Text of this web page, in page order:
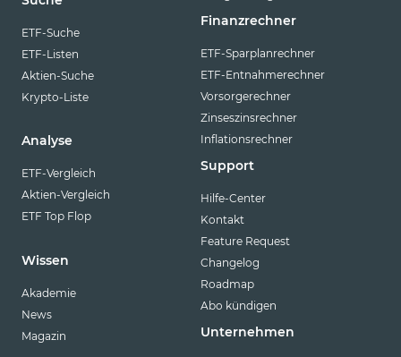
ETF-Suche
ETF-Listen
Aktien-Suche
Krypto-Liste
Analyse
ETF-Vergleich
Aktien-Vergleich
ETF Top Flop
Wissen
Akademie
News
Magazin
Finanzrechner
ETF-Sparplanrechner
ETF-Entnahmerechner
Vorsorgerechner
Zinseszinsrechner
Inflationsrechner
Support
Hilfe-Center
Kontakt
Feature Request
Changelog
Roadmap
Abo kündigen
Unternehmen